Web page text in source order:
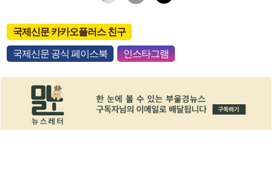
국제신문 카카오플러스 친구
국제신문 공식 페이스북 인스타그램